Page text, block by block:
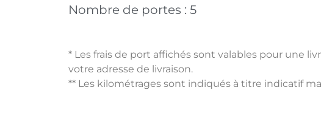
Nombre de portes : 5
* Les frais de port affichés sont valables pour une
votre adresse de livraison.
** Les kilométrages sont indiqués à titre indicatif